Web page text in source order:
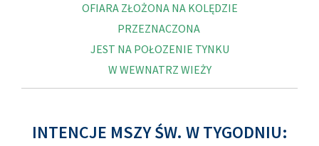
OFIARA ZŁOŻONA NA KOLĘDZIE
PRZEZNACZONA
JEST NA POŁOZENIE TYNKU
W WEWNATRZ WIEŻY
INTENCJE MSZY ŚW. W TYGODNIU: